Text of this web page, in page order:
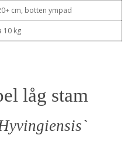
cm, botten ympad
10 kg
låg stam